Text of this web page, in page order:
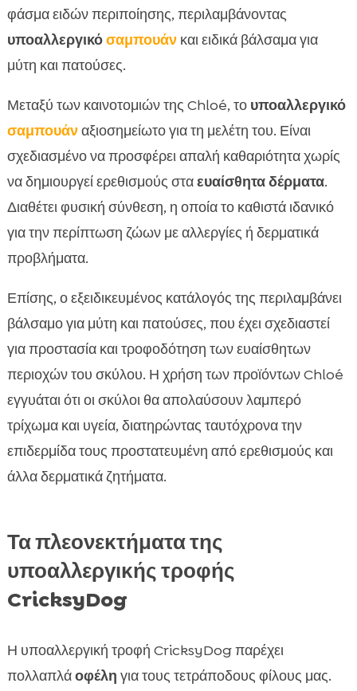
φάσμα ειδών περιποίησης, περιλαμβάνοντας
υποαλλεργικόσαμπουάνκαι ειδικά βάλσαμα για
μύτη και πατούσες.
Μεταξύ των καινοτομιών της Chloé, το υποαλλεργικό
σαμπουάναξιοσημείωτο για τη μελέτη του. Είναι
σχεδιασμένο να προσφέρει απαλή καθαριότητα χωρίς
να δημιουργεί ερεθισμούς σταευαίσθητα δέρματα.
Διαθέτει φυσική σύνθεση, η οποία το καθιστά ιδανικό
για την περίπτωση ζώων με αλλεργίες ή δερματικά
προβλήματα.
Επίσης, ο εξειδικευμένος κατάλογός της περιλαμβάνει
βάλσαμο για μύτη και πατούσες, που έχει σχεδιαστεί
για προστασία και τροφοδότηση των ευαίσθητων
περιοχών του σκύλου. Η χρήση των προϊόντων Chloé
εγγυάται ότι οι σκύλοι θα απολαύσουν λαμπερό
τρίχωμα και υγεία, διατηρώντας ταυτόχρονα την
επιδερμίδα τους προστατευμένη από ερεθισμούς και
άλλα δερματικά ζητήματα.
Τα πλεονεκτήματα της
υποαλλεργικής τροφής
CricksyDog
Η υποαλλεργική τροφή CricksyDog παρέχει
πολλαπλάοφέλη για τους τετράποδους φίλους μας.